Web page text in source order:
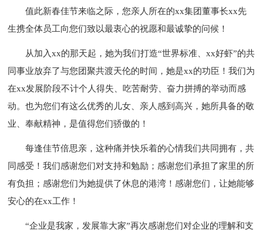
值此新春佳节来临之际，您亲人所在的xx集团董事长xx先
生携全体员工向您们致以最衷心的祝愿和最诚挚的问候！
从加入xx的那天起，她为我们打造“世界标准、xx好虾”的共
同事业放弃了与您团聚共渡天伦的时间，她是xx的功臣！我们为
在xx发展阶段不计个人得失、吃苦耐劳、奋力拼搏的举动而感
动。也为您们有这么优秀的儿女、亲人感到高兴，她所具备的敬
业、奉献精神，是值得您们骄傲的！
每逢佳节倍思亲，这种痛并快乐着的心情我们共同拥有，共
同感受！我们感谢您们对支持和勉励；感谢您们承担了家里的所
有负担；感谢您们为她提供了休息的港湾！感谢您们，让她能够
安心的在xx工作！
“企业是我家，发展靠大家”再次感谢您们对企业的理解和支